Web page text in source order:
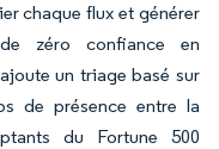
chaque flux et générer
zéro confiance en
un triage basé sur
de présence entre la
du Fortune 500